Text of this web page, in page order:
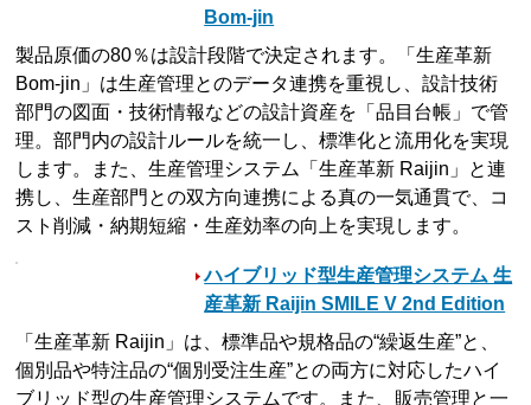
Bom-jin
製品原価の80％は設計段階で決定されます。「生産革新
Bom-jin」は生産管理とのデータ連携を重視し、設計技術
部門の図面・技術情報などの設計資産を「品目台帳」で管
理。部門内の設計ルールを統一し、標準化と流用化を実現
します。また、生産管理システム「生産革新 Raijin」と連
携し、生産部門との双方向連携による真の一気通貫で、コ
スト削減・納期短縮・生産効率の向上を実現します。
ハイブリッド型生産管理システム 生
産革新 Raijin SMILE V 2nd Edition
「生産革新 Raijin」は、標準品や規格品の“繰返生産”と、
個別品や特注品の“個別受注生産”との両方に対応したハイ
ブリッド型の生産管理システムです。また、販売管理と一